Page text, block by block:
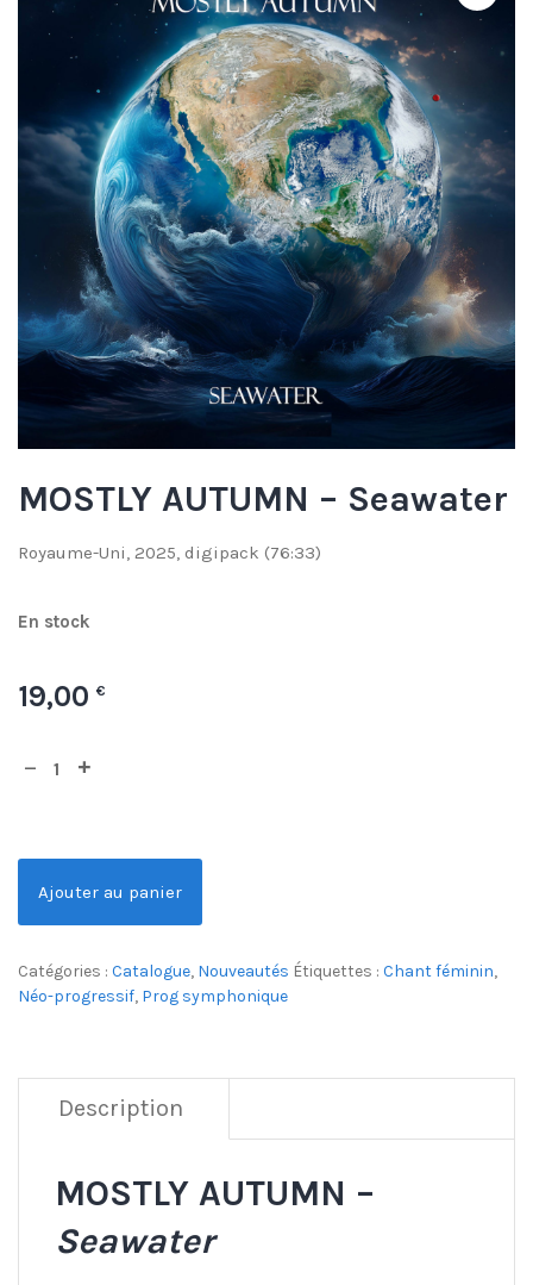
MOSTLY AUTUMN – Seawater
Royaume-Uni, 2025, digipack (76:33)
En stock
19,00 €
Ajouter au panier
Catégories : Catalogue, Nouveautés Étiquettes : Chant féminin,
Néo-progressif, Prog symphonique
Description
MOSTLY AUTUMN –
Seawater